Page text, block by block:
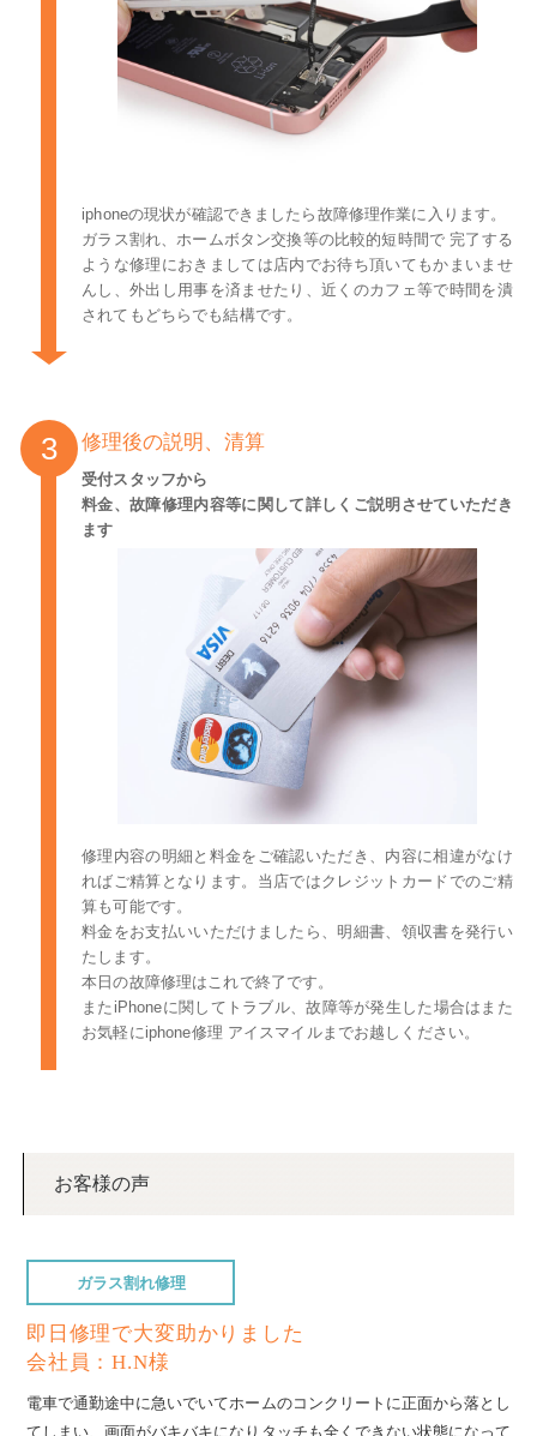
iphoneの現状が確認できましたら故障修理作業に入ります。
ガラス割れ、ホームボタン交換等の比較的短時間で 完了する
ような修理におきましては店内でお待ち頂いてもかまいませ
んし、外出し用事を済ませたり、近くのカフェ等で時間を潰
されてもどちらでも結構です。
修理後の説明、清算
受付スタッフから
料金、故障修理内容等に関して詳しくご説明させていただき
ます
修理内容の明細と料金をご確認いただき、内容に相違がなけ
ればご精算となります。当店ではクレジットカードでのご精
算も可能です。
料金をお支払いいただけましたら、明細書、領収書を発行い
たします。
本日の故障修理はこれで終了です。
またiPhoneに関してトラブル、故障等が発生した場合はまた
お気軽にiphone修理 アイスマイルまでお越しください。
お客様の声
ガラス割れ修理
即日修理で大変助かりました
会社員：H.N様
電車で通勤途中に急いでいてホームのコンクリートに正面から落とし
てしまい、画面がバキバキになりタッチも全くできない状態になって